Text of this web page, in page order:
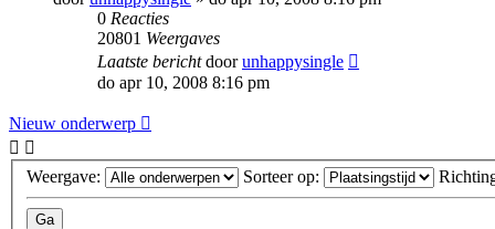
0 Reacties
20801 Weergaves
Laatste berichtdoorunhappysingle
do apr 10, 2008 8:16 pm
Nieuw onderwerp
Weergave: Sorteer op: